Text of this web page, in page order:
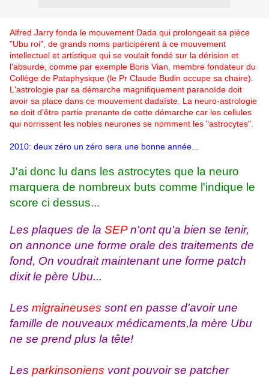
Alfred Jarry fonda le mouvement Dada qui prolongeait sa pièce
"Ubu roi", de grands noms participèrent à ce mouvement
intellectuel et artistique qui se voulait fondé sur la dérision et
l'absurde, comme par exemple Boris Vian, membre fondateur du
Collège de Pataphysique (le Pr Claude Budin occupe sa chaire).
L'astrologie par sa démarche magnifiquement paranoïde doit
avoir sa place dans ce mouvement dadaïste. La neuro-astrologie
se doit d'être partie prenante de cette démarche car les cellules
qui norrissent les nobles neurones se nomment les "astrocytes".
2010: deux zéro un zéro sera une bonne année...
J'ai donc lu dans les astrocytes que la neuro
marquera de nombreux buts comme l'indique le
score ci dessus...
Les plaques de la SEPn'ont qu'a bien se tenir,
on annonce une forme orale des traitements de
fond, On voudrait maintenant une forme patch
dixit le père Ubu...
Les migraineuses sont en passe d'avoir une
famille de nouveaux médicaments,la mère Ubu
ne se prend plus la tête!
Les parkinsoniens vont pouvoir se patcher